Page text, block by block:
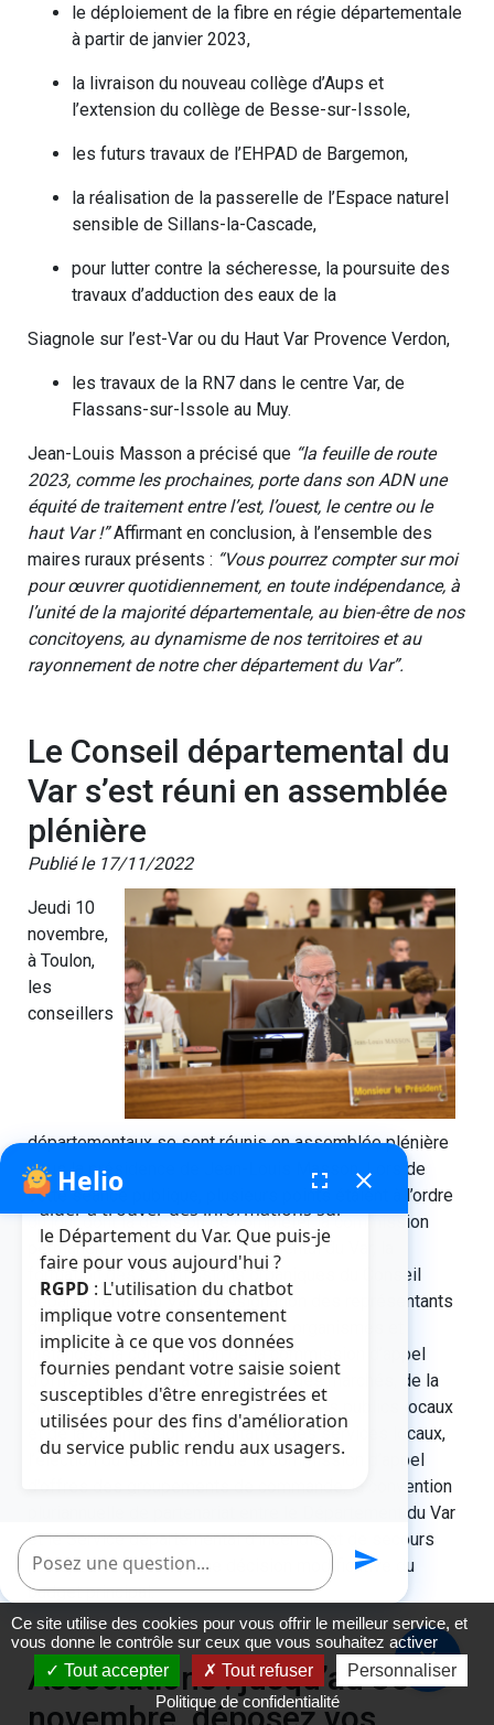
le déploiement de la fibre en régie départementale
à partir de janvier 2023,
la livraison du nouveau collège d’Aups et
l’extension du collège de Besse-sur-Issole,
les futurs travaux de l’EHPAD de Bargemon,
la réalisation de la passerelle de l’Espace naturel
sensible de Sillans-la-Cascade,
pour lutter contre la sécheresse, la poursuite des
travaux d’adduction des eaux de la
Siagnole sur l’est-Var ou du Haut Var Provence Verdon,
les travaux de la RN7 dans le centre Var, de
Flassans-sur-Issole au Muy.
Jean-Louis Masson a précisé que “la feuille de route
2023, comme les prochaines, porte dans son ADN une
équité de traitement entre l’est, l’ouest, le centre ou le
haut Var !”Affirmant en conclusion, à l’ensemble des
maires ruraux présents : “Vous pourrez compter sur moi
pour œuvrer quotidiennement, en toute indépendance, à
l’unité de la majorité départementale, au bien-être de nos
concitoyens, au dynamisme de nos territoires et au
rayonnement de notre cher département du Var”.
Le Conseil départemental du
Var s’est réuni en assemblée
plénière
Publié le 17/11/2022
Jeudi 10
novembre,
à Toulon,
les
conseillers
départementaux se sont réunis en assemblée plénière
sous la présidence de Jean-Louis Masson. Lors de
cette séance publique, plusieurs points étaient à l’ordre
du jour dont la décision de compléter la commission
permanente du Conseil départemental du Var, la
formation des commissions organiques du Conseil
départemental du Var, la désignation des représentants
du Département au sein de divers organismes et
instances, la composition de la commission d’appel
d’offres, du jury, de la commission des marchés, de la
commission de délégation des services publics locaux
et de la commission consultative des services locaux,
l’élection du représentant de la commission d’appel
d’offres des groupements de commande, la convention
pluriannuelle de partenariat entre le Département du Var
et le Service départemental d’incendie et de secours
(Sdis) du Var ainsi qu’une décision modificative du
budget principal.
Associations : jusqu’au 30 close
Helio fenêtre de chatbot
fullscreen close
Bonjour, je suis Helio. Je peux vous
aider à trouver des informations sur
le Département du Var. Que puis-je
faire pour vous aujourd'hui ?
RGPD : L'utilisation du chatbot
implique votre consentement
implicite à ce que vos données
fournies pendant votre saisie soient
susceptibles d'être enregistrées et
utilisées pour des fins d'amélioration
du service public rendu aux usagers.
Poser une question send
Ce site utilise des cookies pour vous offrir le meilleur service, et
vous donne le contrôle sur ceux que vous souhaitez activer
Tout accepter
Tout refuser
Personnaliser
Politique de confidentialité